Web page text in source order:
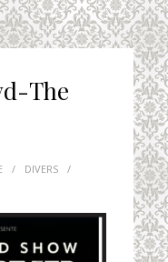
The
/ DIVERS
/